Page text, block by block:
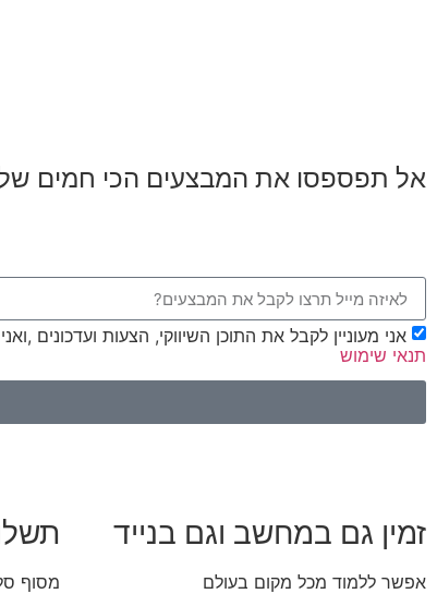
אל תפספסו את המבצעים הכי חמים
אני מעוניין לקבל את התוכן השיווקי, הצעות ועדכונים
תנאי שימוש
זמין גם במחשב וגם בנייד
אפשר ללמוד מכל מקום בעולם מסוף